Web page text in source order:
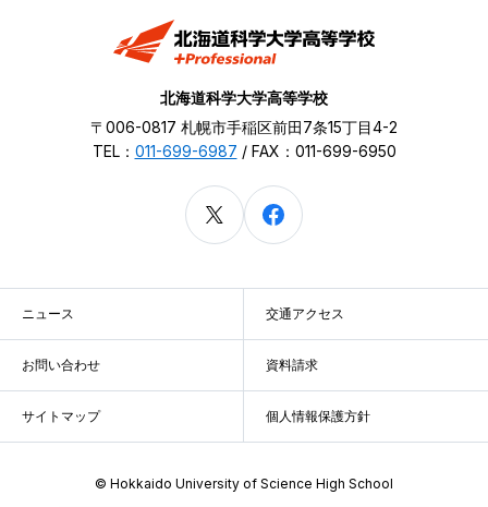
北海道科学大学高等学校
〒006-0817 札幌市手稲区前田7条15丁目4-2
TEL： 011-699-6987 / FAX：011-699-6950
ニュース 交通アクセス
お問い合わせ 資料請求
サイトマップ 個人情報保護方針
© Hokkaido University of Science High School